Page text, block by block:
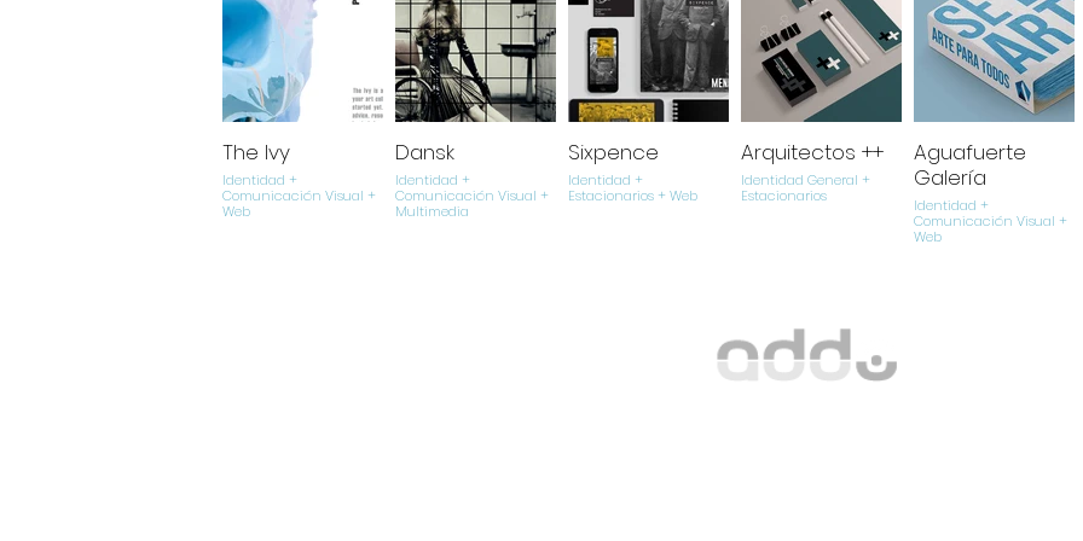
The Ivy
Identidad +
Comunicación Visual +
Web
Dansk
Identidad +
Comunicación Visual +
Multimedia
Sixpence
Identidad +
Estacionarios + Web
Arquitectos ++
Identidad General +
Estacionarios
Aguafuerte
Galería
Identidad +
Comunicación Visual +
Web